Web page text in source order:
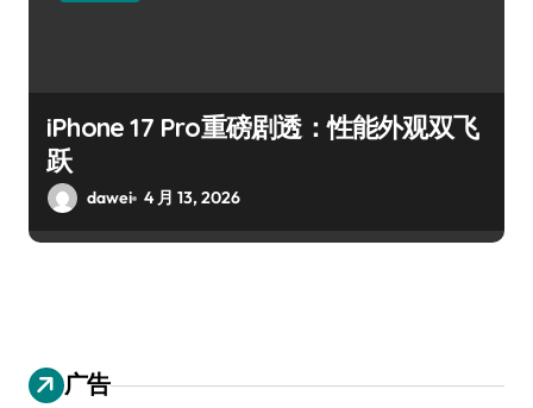
iPhone 17 Pro重磅剧透：性能外观双飞
跃
dawei 4 月 13, 2026
广告